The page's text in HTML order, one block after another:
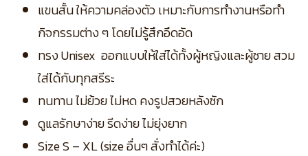
แขนสั้น ให้ความคล่องตัว เหมาะกับการทำงานหรือทำ
กิจกรรมต่าง ๆ โดยไม่รู้สึกอึดอัด
ทรง Unisex ออกแบบให้ใส่ได้ทั้งผู้หญิงและผู้ชาย สวม
ใส่ได้กับทุกสรีระ
ทนทาน ไม่ย้วย ไม่หด คงรูปสวยหลังซัก
ดูแลรักษาง่าย รีดง่าย ไม่ยุ่งยาก
Size S – XL (size อื่นๆ สั่งทำได้ค่ะ)